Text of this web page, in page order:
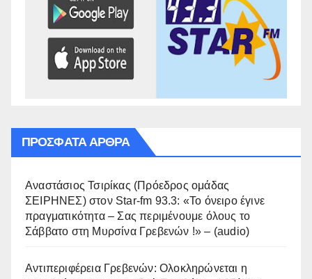
ΠΡΌΣΦΑΤΑ ΆΡΘΡΑ
Αναστάσιος Τσιρίκας (Πρόεδρος ομάδας
ΣΕΙΡΗΝΕΣ) στον Star-fm 93.3: «Το όνειρο έγινε
πραγματικότητα – Σας περιμένουμε όλους το
Σάββατο στη Μυρσίνα Γρεβενών !» – (audio)
Αντιπεριφέρεια Γρεβενών: Ολοκληρώνεται η